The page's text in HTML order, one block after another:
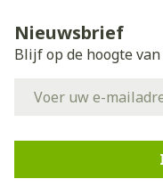
Nieuwsbrief
Blijf op de hoogte